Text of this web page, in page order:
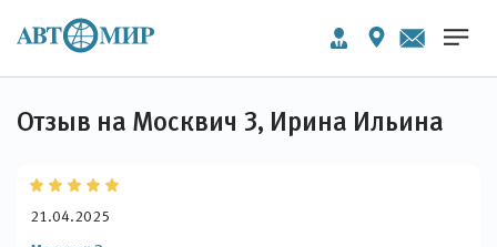
Отзыв на Москвич 3, Ирина Ильина
21.04.2025